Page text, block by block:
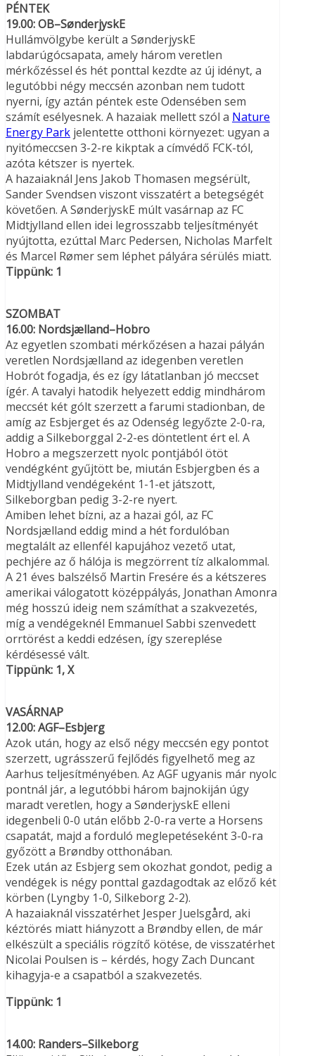
PÉNTEK
19.00: OB–SønderjyskE
Hullámvölgybe került a SønderjyskE
labdarúgócsapata, amely három veretlen
mérkőzéssel és hét ponttal kezdte az új idényt, a
legutóbbi négy meccsén azonban nem tudott
nyerni, így aztán péntek este Odensében sem
számít esélyesnek. A hazaiak mellett szól a Nature
Energy Park jelentette otthoni környezet: ugyan a
nyitómeccsen 3-2-re kikptak a címvédő FCK-tól,
azóta kétszer is nyertek.
A hazaiaknál Jens Jakob Thomasen megsérült,
Sander Svendsen viszont visszatért a betegségét
követően. A SønderjyskE múlt vasárnap az FC
Midtjylland ellen idei legrosszabb teljesítményét
nyújtotta, ezúttal Marc Pedersen, Nicholas Marfelt
és Marcel Rømer sem léphet pályára sérülés miatt.
Tippünk: 1
SZOMBAT
16.00: Nordsjælland–Hobro
Az egyetlen szombati mérkőzésen a hazai pályán
veretlen Nordsjælland az idegenben veretlen
Hobrót fogadja, és ez így látatlanban jó meccset
ígér. A tavalyi hatodik helyezett eddig mindhárom
meccsét két gólt szerzett a farumi stadionban, de
amíg az Esbjerget és az Odenség legyőzte 2-0-ra,
addig a Silkeborggal 2-2-es döntetlent ért el. A
Hobro a megszerzett nyolc pontjából ötöt
vendégként gyűjtött be, miután Esbjergben és a
Midtjylland vendégeként 1-1-et játszott,
Silkeborgban pedig 3-2-re nyert.
Amiben lehet bízni, az a hazai gól, az FC
Nordsjælland eddig mind a hét fordulóban
megtalált az ellenfél kapujához vezető utat,
pechjére az ő hálója is megzörrent tíz alkalommal.
A 21 éves balszélső Martin Fresére és a kétszeres
amerikai válogatott középpályás, Jonathan Amonra
még hosszú ideig nem számíthat a szakvezetés,
míg a vendégeknél Emmanuel Sabbi szenvedett
orrtörést a keddi edzésen, így szereplése
kérdésessé vált.
Tippünk: 1, X
VASÁRNAP
12.00: AGF–Esbjerg
Azok után, hogy az első négy meccsén egy pontot
szerzett, ugrásszerű fejlődés figyelhető meg az
Aarhus teljesítményében. Az AGF ugyanis már nyolc
pontnál jár, a legutóbbi három bajnokiján úgy
maradt veretlen, hogy a SønderjyskE elleni
idegenbeli 0-0 után előbb 2-0-ra verte a Horsens
csapatát, majd a forduló meglepetéseként 3-0-ra
győzött a Brøndby otthonában.
Ezek után az Esbjerg sem okozhat gondot, pedig a
vendégek is négy ponttal gazdagodtak az előző két
körben (Lyngby 1-0, Silkeborg 2-2).
A hazaiaknál visszatérhet Jesper Juelsgård, aki
kéztörés miatt hiányzott a Brøndby ellen, de már
elkészült a speciális rögzítő kötése, de visszatérhet
Nicolai Poulsen is – kérdés, hogy Zach Duncant
kihagyja-e a csapatból a szakvezetés.
Tippünk: 1
14.00: Randers–Silkeborg